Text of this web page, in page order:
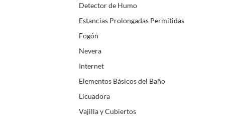
Detector de Humo
Estancias Prolongadas Permitidas
Fogón
Nevera
Internet
Elementos Básicos del Baño
Licuadora
Vajilla y Cubiertos